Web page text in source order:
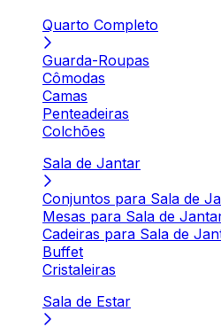
Quarto Completo
Guarda-Roupas
Cômodas
Camas
Penteadeiras
Colchões
Sala de Jantar
Conjuntos para Sala de
Mesas para Sala de
Cadeiras para Sala de
Buffet
Cristaleiras
Sala de Estar